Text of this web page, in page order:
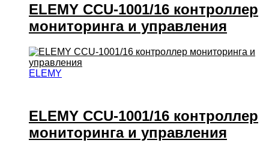
ELEMY CCU-1001/16 контроллер
мониторинга и управления
ELEMY
ELEMY CCU-1001/16 контроллер
мониторинга и управления